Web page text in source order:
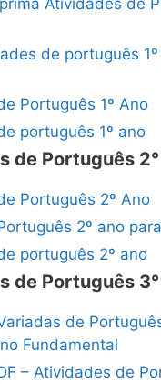
de português
Português 1º Ano
português 1º ano
de Português
Português 2º Ano
2º ano
português 2º ano
de Português
de
Fundamental
– Atividades de